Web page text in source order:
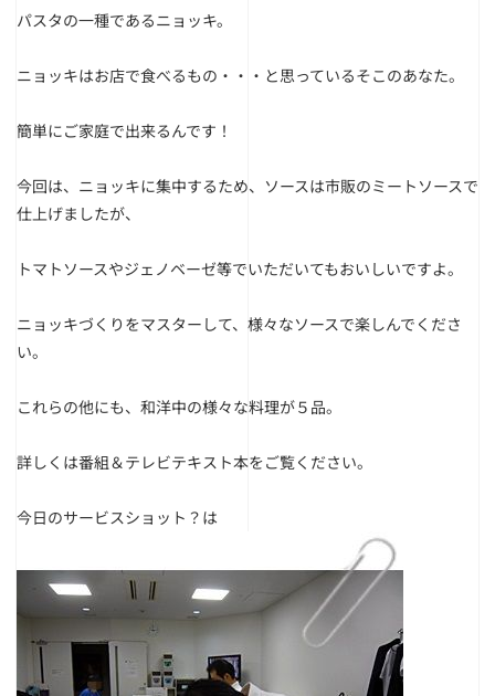
パスタの一種であるニョッキ。
ニョッキはお店で食べるもの・・・と思っているそこのあなた。
簡単にご家庭で出来るんです！
今回は、ニョッキに集中するため、ソースは市販のミートソースで
仕上げましたが、
トマトソースやジェノベーゼ等でいただいてもおいしいですよ。
ニョッキづくりをマスターして、様々なソースで楽しんでくださ
い。
これらの他にも、和洋中の様々な料理が５品。
詳しくは番組＆テレビテキスト本をご覧ください。
今日のサービスショット？は